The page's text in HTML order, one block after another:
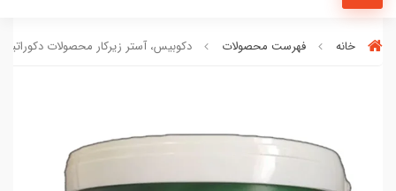
خانه فهرست محصولات دکوبیس، آستر زیرکار محصولات دکوراتیو